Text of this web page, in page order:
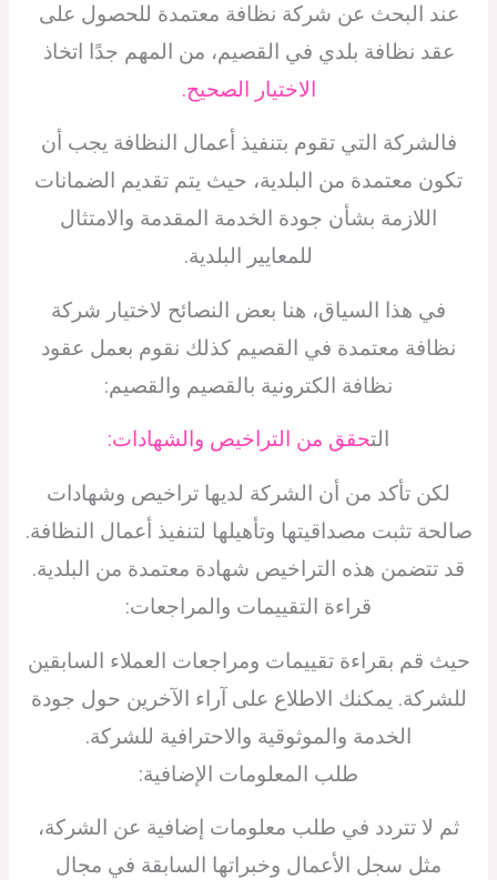
عند البحث عن شركة نظافة معتمدة للحصول على
عقد نظافة بلدي في القصيم، من المهم جدًا اتخاذ
الاختيار الصحيح.
فالشركة التي تقوم بتنفيذ أعمال النظافة يجب أن
تكون معتمدة من البلدية، حيث يتم تقديم الضمانات
اللازمة بشأن جودة الخدمة المقدمة والامتثال
للمعايير البلدية.
في هذا السياق، هنا بعض النصائح لاختيار شركة
نظافة معتمدة في القصيم كذلك نقوم بعمل عقود
نظافة الكترونية بالقصيم والقصيم:
التحقق من التراخيص والشهادات:
لكن تأكد من أن الشركة لديها تراخيص وشهادات
صالحة تثبت مصداقيتها وتأهيلها لتنفيذ أعمال النظافة.
قد تتضمن هذه التراخيص شهادة معتمدة من البلدية.
قراءة التقييمات والمراجعات:
حيث قم بقراءة تقييمات ومراجعات العملاء السابقين
للشركة. يمكنك الاطلاع على آراء الآخرين حول جودة
الخدمة والموثوقية والاحترافية للشركة.
طلب المعلومات الإضافية:
ثم لا تتردد في طلب معلومات إضافية عن الشركة،
مثل سجل الأعمال وخبراتها السابقة في مجال